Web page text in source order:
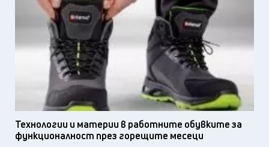
Технологии и материи в работните обувките за
функционалност през горещите месеци